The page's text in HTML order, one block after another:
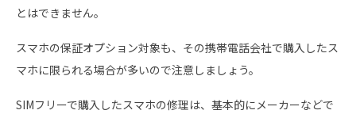
とはできません。
スマホの保証オプション対象も、その携帯電話会社で購入したス
マホに限られる場合が多いので注意しましょう。
SIMフリーで購入したスマホの修理は、基本的にメーカーなどで